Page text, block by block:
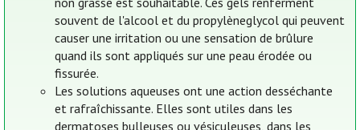
souvent de l'alcool et du propylèneglycol qui peuvent
causer une irritation ou une sensation de brûlure
quand ils sont appliqués sur une peau érodée ou
fissurée.
Les solutions aqueuses ont une action desséchante
et rafraîchissante. Elles sont utiles dans les
dermatoses bulleuses ou vésiculeuses, dans les